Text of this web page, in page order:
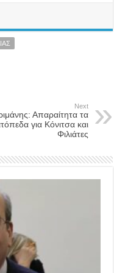
Next
Απαραίτητα τα
για Κόνιτσα και
Φιλιάτες